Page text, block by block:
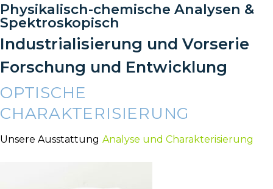
Physikalisch-chemische Analysen &
Spektroskopisch
Industrialisierung und Vorserie
Forschung und Entwicklung
OPTISCHE
CHARAKTERISIERUNG
Unsere Ausstattung Analyse und Charakterisierung